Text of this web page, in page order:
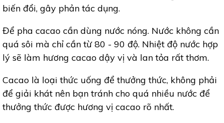
biến đổi, gây phản tác dụng.
Để pha cacao cần dùng nước nóng. Nước không cần
quá sôi mà chỉ cần từ 80 - 90 độ. Nhiệt độ nước hợp
lý sẽ làm hương cacao dậy vị và lan tỏa rất thơm.
Cacao là loại thức uống để thưởng thức, không phải
để giải khát nên bạn tránh cho quá nhiều nước để
thưởng thức được hương vị cacao rõ nhất.